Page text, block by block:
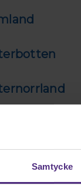
Samtycke
Götaland